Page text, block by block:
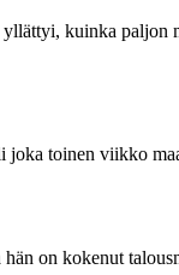
kuinka paljon
joka toinen viikko
on kokenut